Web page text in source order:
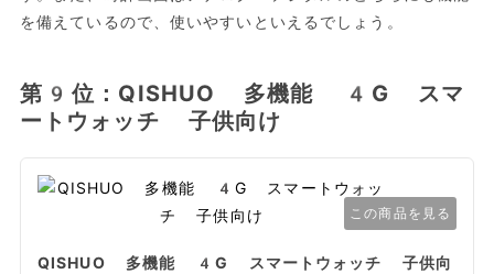
を備えているので、使いやすいといえるでしょう。
第9位：QISHUO 多機能 4G スマ
ートウォッチ 子供向け
この商品を見る
QISHUO 多機能 4G スマートウォッチ 子供向